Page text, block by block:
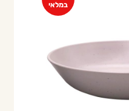
במלאי